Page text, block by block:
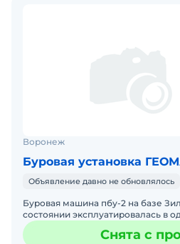
Воронеж
Буровая установка
Объявление давно не обновлялось
Буровая машина пбу-2 на базе
состоянии эксплуатировалась в
консервации пробег 15 000 тыс.км
Снята с